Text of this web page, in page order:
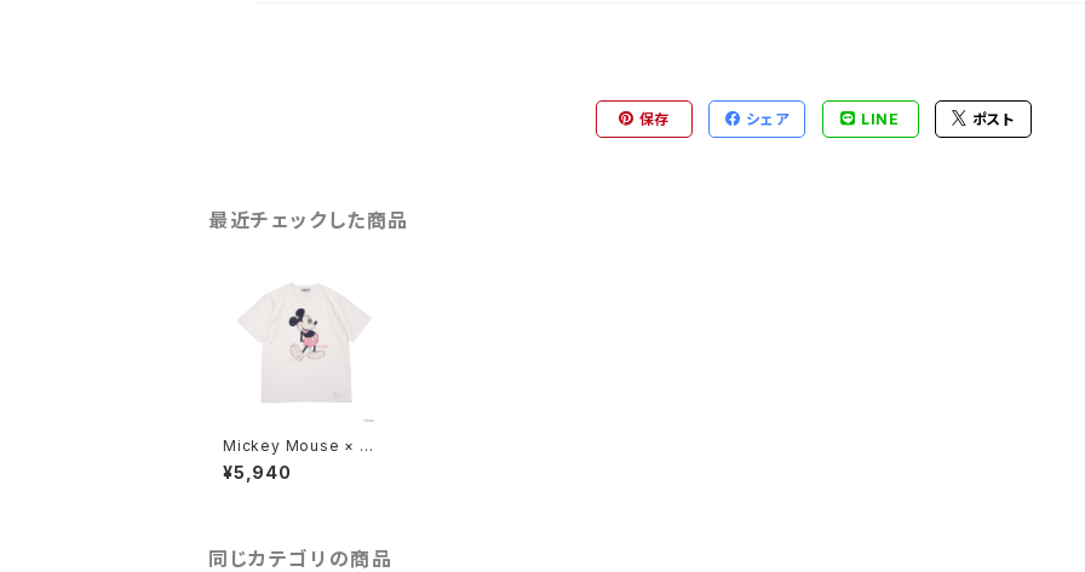
保存 シェア LINE ポスト
最近チェックした商品
Mickey Mouse × CU
RRY TO T(WHITE）
¥5,940
同じカテゴリの商品